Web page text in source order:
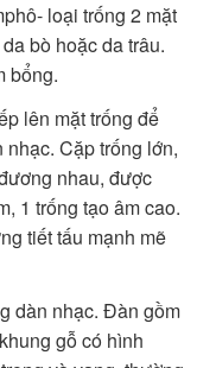
loại trống 2 mặt
bò hoặc da trâu.
bổng.
lên mặt trống để
Cặp trống lớn,
nhau, được
1 trống tạo âm cao.
tiết tấu mạnh mẽ
dàn nhạc. Đàn gồm
gỗ có hình